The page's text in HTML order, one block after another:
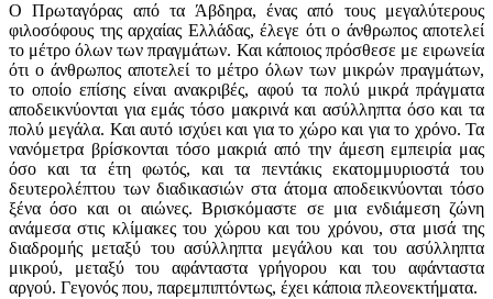
Ο Πρωταγόρας από τα Άβδηρα, ένας από τους μεγαλύτερους
φιλοσόφους της αρχαίας Ελλάδας, έλεγε ότι ο άνθρωπος αποτελεί
το μέτρο όλων των πραγμάτων. Και κάποιος πρόσθεσε με ειρωνεία
ότι ο άνθρωπος αποτελεί το μέτρο όλων των μικρών πραγμάτων,
το οποίο επίσης είναι ανακριβές, αφού τα πολύ μικρά πράγματα
αποδεικνύονται για εμάς τόσο μακρινά και ασύλληπτα όσο και τα
πολύ μεγάλα. Και αυτό ισχύει και για το χώρο και για το χρόνο. Τα
νανόμετρα βρίσκονται τόσο μακριά από την άμεση εμπειρία μας
όσο και τα έτη φωτός, και τα πεντάκις εκατομμυριοστά του
δευτερολέπτου των διαδικασιών στα άτομα αποδεικνύονται τόσο
ξένα όσο και οι αιώνες. Βρισκόμαστε σε μια ενδιάμεση ζώνη
ανάμεσα στις κλίμακες του χώρου και του χρόνου, στα μισά της
διαδρομής μεταξύ του ασύλληπτα μεγάλου και του ασύλληπτα
μικρού, μεταξύ του αφάνταστα γρήγορου και του αφάνταστα
αργού. Γεγονός που, παρεμπιπτόντως, έχει κάποια πλεονεκτήματα.